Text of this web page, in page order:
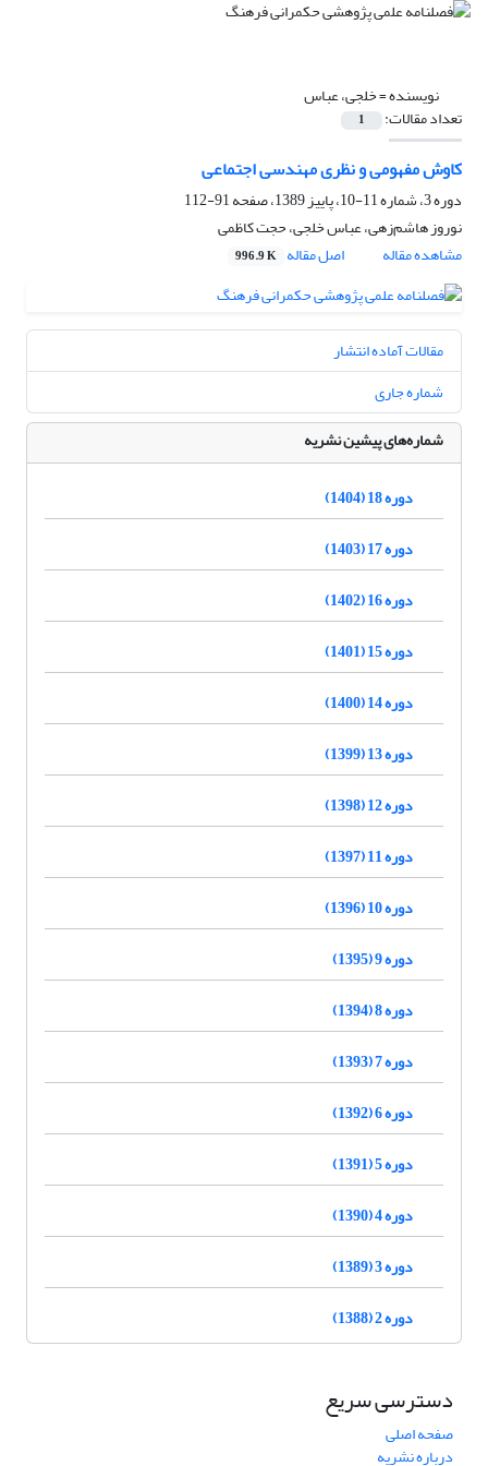
نویسنده =خلجی، عباس
تعداد مقالات: 1
کاوش مفهومی و نظری مهندسی اجتماعی
دوره 3، شماره 11-10، پاییز 1389، صفحه
91-112
نوروز هاشم‌زهی، عباس خلجی، حجت کاظمی
مشاهده مقاله
اصل مقاله 996.9 K
مقالات آماده انتشار
شماره جاری
شماره‌های پیشین نشریه
دوره 18 (1404)
دوره 17 (1403)
دوره 16 (1402)
دوره 15 (1401)
دوره 14 (1400)
دوره 13 (1399)
دوره 12 (1398)
دوره 11 (1397)
دوره 10 (1396)
دوره 9 (1395)
دوره 8 (1394)
دوره 7 (1393)
دوره 6 (1392)
دوره 5 (1391)
دوره 4 (1390)
دوره 3 (1389)
دوره 2 (1388)
دسترسی سریع
صفحه اصلی
درباره نشریه